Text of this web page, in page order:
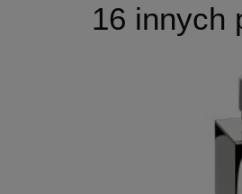
16 innych